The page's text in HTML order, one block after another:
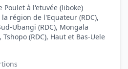
Poulet à l'etuvée (liboke)
région de l'Equateur (RDC),
Ubangi (RDC), Mongala
Tshopo (RDC), Haut et Bas-Uele